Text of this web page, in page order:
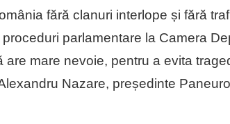
fără clanuri interlope și fără
parlamentare la Camera
mare nevoie, pentru a evita
Nazare, președinte